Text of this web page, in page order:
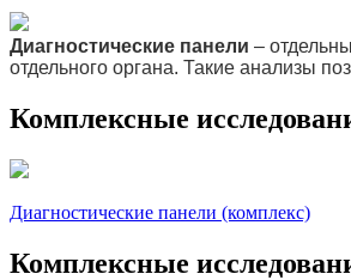
Диагностические панели –
отдельного органа. Такие анализы
Комплексные
Диагностические панели (комплекс)
Комплексные